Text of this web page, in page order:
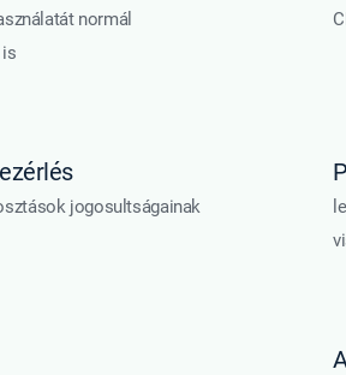
normál
jogosultságainak